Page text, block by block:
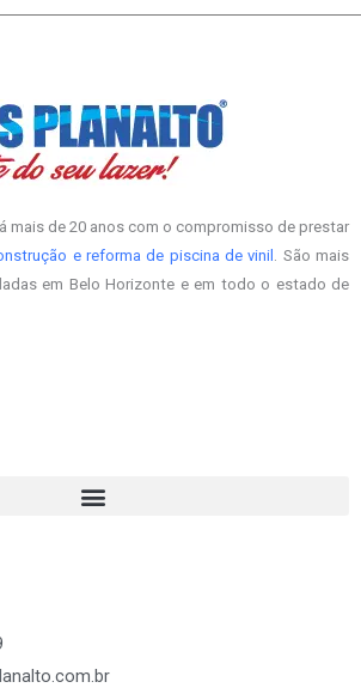
mais de 20 anos com o compromisso de prestar
e reforma de piscina de vinil
. São mais
em Belo Horizonte e em todo o estado de